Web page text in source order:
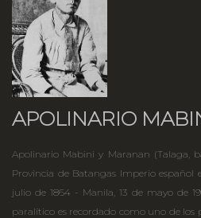
APOLINARIO
Apolinario Mabini y Maranan (Talaga,
Provincia de Batangas Imperio español
julio de 1864 - Manila, 13 de mayo de
paralítico es recordado como uno de los